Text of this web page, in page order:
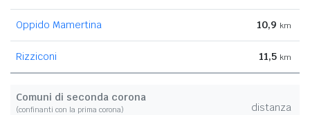
Oppido Mamertina 10,9 km
Rizziconi 11,5 km
Comuni di seconda corona
(confinanti con la prima corona) distanza